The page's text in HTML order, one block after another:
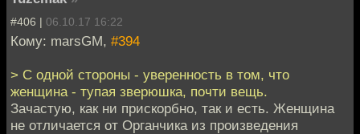
#406 | 06.10.17 16:22
Кому: marsGM, #394
> С одной стороны - уверенность в том, что
женщина - тупая зверюшка, почти вещь.
Зачастую, как ни прискорбно, так и есть. Женщина
не отличается от Органчика из произведения